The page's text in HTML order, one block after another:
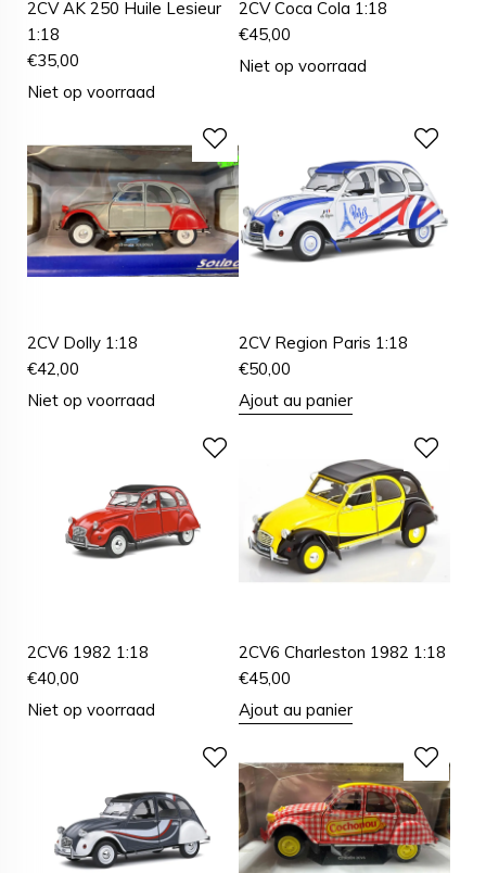
2CV AK 250 Huile Lesieur
1:18
€35,00
Niet op voorraad
2CV Coca Cola 1:18
€45,00
Niet op voorraad
2CV Dolly 1:18
€42,00
Niet op voorraad
2CV Region Paris 1:18
€50,00
Ajout au panier
2CV6 1982 1:18
€40,00
Niet op voorraad
2CV6 Charleston 1982 1:18
€45,00
Ajout au panier